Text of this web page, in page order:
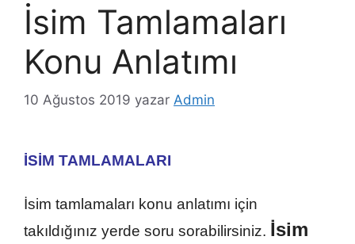
İsim Tamlamaları
Konu Anlatımı
10 Ağustos 2019 yazar Admin
İSİM TAMLAMALARI
İsim tamlamaları konu anlatımı için
takıldığınız yerde soru sorabilirsiniz. İsim